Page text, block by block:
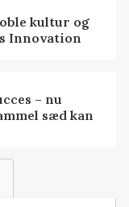
kultur og
Innovation
– nu
sæd kan